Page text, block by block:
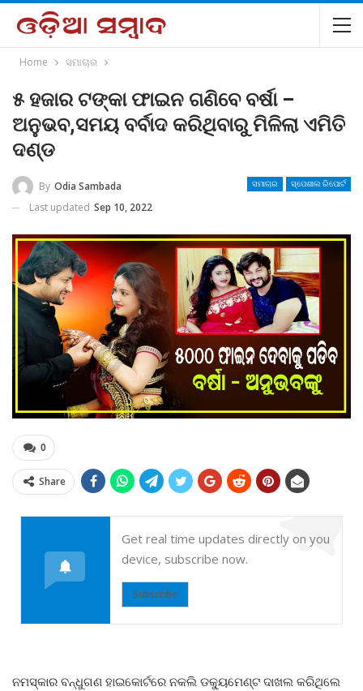
Home ସମାଚାର
୫ ହଜାର ଟଙ୍କା ଫାଇନ ଗଣିବେ ବର୍ଷା –
ଅନୁଭବ,ସମୟ ବର୍ବାଦ କରିଥିବାରୁ ମିଳିଲା ଏମିତି
ଦଣ୍ଡ
ସମାଚାର ସ୍ପେଶାଲ ରିପୋର୍ଟ
By Odia Sambada
Last updated Sep 10, 2022
0
Share
Get real time updates directly on you
device, subscribe now.
Subscribe
ନମସ୍କାର ବନ୍ଧୁଗଣ ହାଇକୋର୍ଟରେ ନକଲି ଡକ୍ୟୁମେଣ୍ଟ ଦାଖଲ କରିଥିଲେ